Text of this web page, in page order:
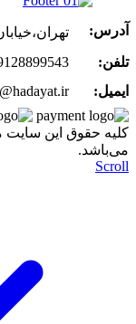
آدرس:
تلفن:
ایمیل:
کليه حقوق اين سايت
می‌باشد.
Scroll